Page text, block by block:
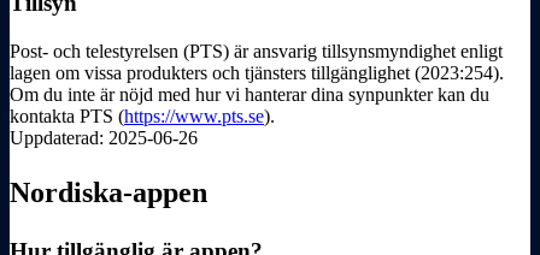
Post- och telestyrelsen (PTS) är ansvarig tillsynsmyndighet enligt
lagen om vissa produkters och tjänsters tillgänglighet (2023:254).
Om du inte är nöjd med hur vi hanterar dina synpunkter kan du
kontakta PTS (https://www.pts.se).
Uppdaterad: 2025-06-26
Nordiska-appen